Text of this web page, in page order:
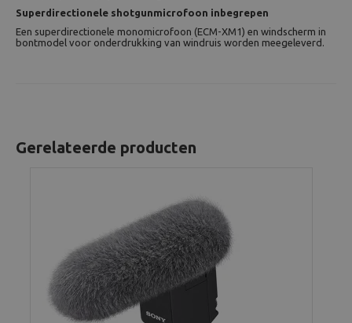
Superdirectionele shotgunmicrofoon inbegrepen
Een superdirectionele monomicrofoon (ECM-XM1) en windscherm in
bontmodel voor onderdrukking van windruis worden meegeleverd.
Gerelateerde producten